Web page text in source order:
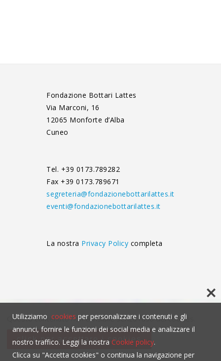
Fondazione Bottari Lattes
Via Marconi, 16
12065 Monforte d’Alba
Cuneo
Tel. +39 0173.789282
Fax +39 0173.789671
segreteria@fondazionebottarilattes.it
eventi@fondazionebottarilattes.it
La nostra Privacy Policy completa
Questo contenuto non è visibile senza l'uso dei cookies.
click per accettare i cookies
Utilizziamo cookies per personalizzare i contenuti e gli
annunci, fornire le funzioni dei social media e analizzare il
nostro traffico. Leggi la nostra Cookie policy.
Clicca su "Accetta cookies" o continua la navigazione per